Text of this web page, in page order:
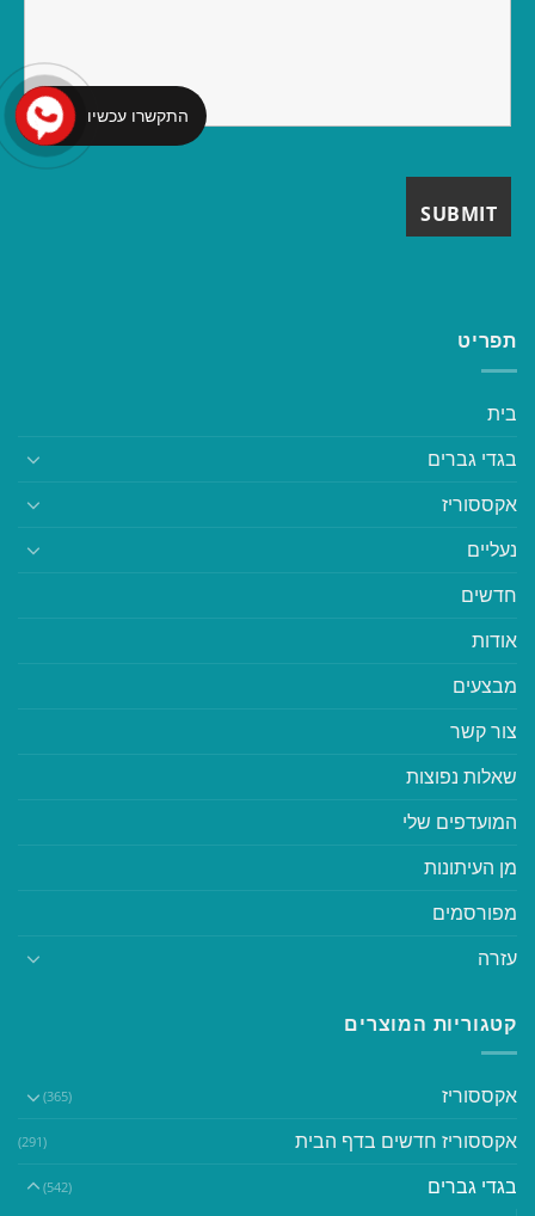
תפריט
בית
בגדי גברים
אקססוריז
נעליים
חדשים
אודות
מבצעים
צור קשר
שאלות נפוצות
המועדפים שלי
מן העיתונות
מפורסמים
עזרה
קטגוריות המוצרים
אקססוריז (365)
אקססוריז חדשים בדף הבית (291)
בגדי גברים (542)
התקשרו עכשיו